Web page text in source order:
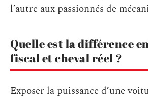
l’autre aux passionnés de
Quelle est la différence
fiscal et cheval réel ?
Exposer la puissance d’une